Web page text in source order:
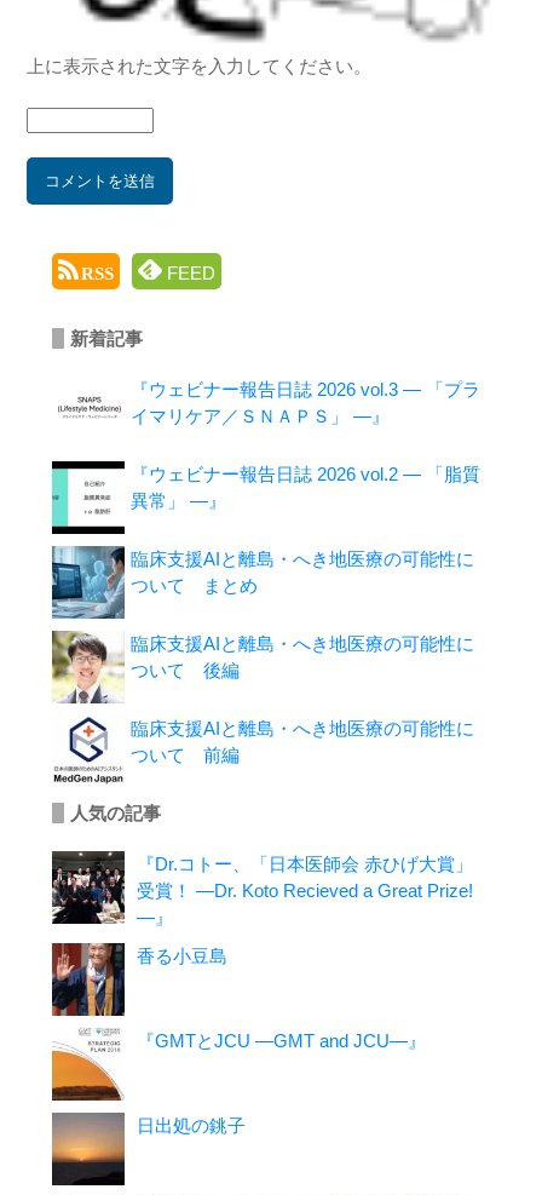
上に表示された文字を入力してください。
RSS FEED
新着記事
『ウェビナー報告日誌 2026 vol.3 ― 「プラ
イマリケア／ＳＮＡＰＳ」 ―』
『ウェビナー報告日誌 2026 vol.2 ― 「脂質
異常」 ―』
臨床支援AIと離島・へき地医療の可能性に
ついて まとめ
臨床支援AIと離島・へき地医療の可能性に
ついて 後編
臨床支援AIと離島・へき地医療の可能性に
ついて 前編
人気の記事
『Dr.コトー、「日本医師会 赤ひげ大賞」
受賞！ ―Dr. Koto Recieved a Great Prize!
―』
香る小豆島
『GMTとJCU ―GMT and JCU―』
日出処の銚子